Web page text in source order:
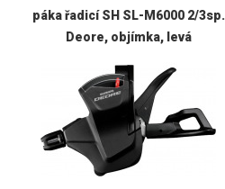
páka řadicí SH SL-M6000 2/3sp.
Deore, objímka, levá